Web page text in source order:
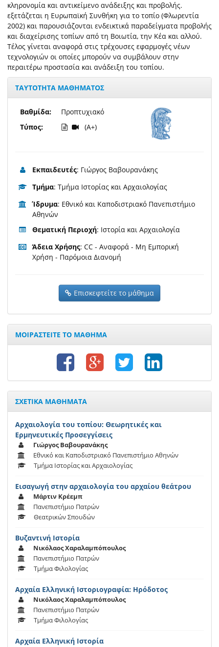
κληρονομία και αντικείμενο ανάδειξης και προβολής.
εξετάζεται η Ευρωπαϊκή Συνθήκη για το τοπίο (Φλωρεντία
2002) και παρουσιάζονται ενδεικτικά παραδείγματα προβολής
και διαχείρισης τοπίων από τη Βοιωτία, την Κέα και αλλού.
Τέλος γίνεται αναφορά στις τρέχουσες εφαρμογές νέων
τεχνολογιών οι οποίες μπορούν να συμβάλουν στην
περαιτέρω προστασία και ανάδειξη του τοπίου.
ΤΑΥΤΟΤΗΤΑ ΜΑΘΗΜΑΤΟΣ
Βαθμίδα:
Τύπος:
Προπτυχιακό
(A+)
Εκπαιδευτές: Γιώργος Βαβουρανάκης
Τμήμα: Τμήμα Ιστορίας και Αρχαιολογίας
Ίδρυμα: Εθνικό και Καποδιστριακό Πανεπιστήμιο
Αθηνών
Θεματική Περιοχή: Ιστορία και Αρχαιολογία
Άδεια Χρήσης: CC - Αναφορά - Μη Εμπορική
Χρήση - Παρόμοια Διανομή
Επισκεφτείτε το μάθημα
ΜΟΙΡΑΣΤΕΙΤΕ ΤΟ ΜΑΘΗΜΑ
ΣΧΕΤΙΚΑ ΜΑΘΗΜΑΤΑ
Αρχαιολογία του τοπίου: Θεωρητικές και
Ερμηνευτικές Προσεγγίσεις
Γιώργος Βαβουρανάκης
Εθνικό και Καποδιστριακό Πανεπιστήμιο Αθηνών
Τμήμα Ιστορίας και Αρχαιολογίας
Εισαγωγή στην αρχαιολογία του αρχαίου θεάτρου
Μάρτιν Κρέεμπ
Πανεπιστήμιο Πατρών
Θεατρικών Σπουδών
Βυζαντινή Ιστορία
Νικόλαος Χαραλαμπόπουλος
Πανεπιστήμιο Πατρών
Τμήμα Φιλολογίας
Αρχαία Ελληνική Ιστοριογραφία: Ηρόδοτος
Νικόλαος Χαραλαμπόπουλος
Πανεπιστήμιο Πατρών
Τμήμα Φιλολογίας
Αρχαία Ελληνική Ιστορία